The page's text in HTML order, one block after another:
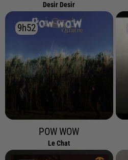
Desir Desir
9h52
9h52
POW WOW
Le Chat